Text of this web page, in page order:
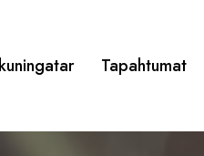
Tapahtumat